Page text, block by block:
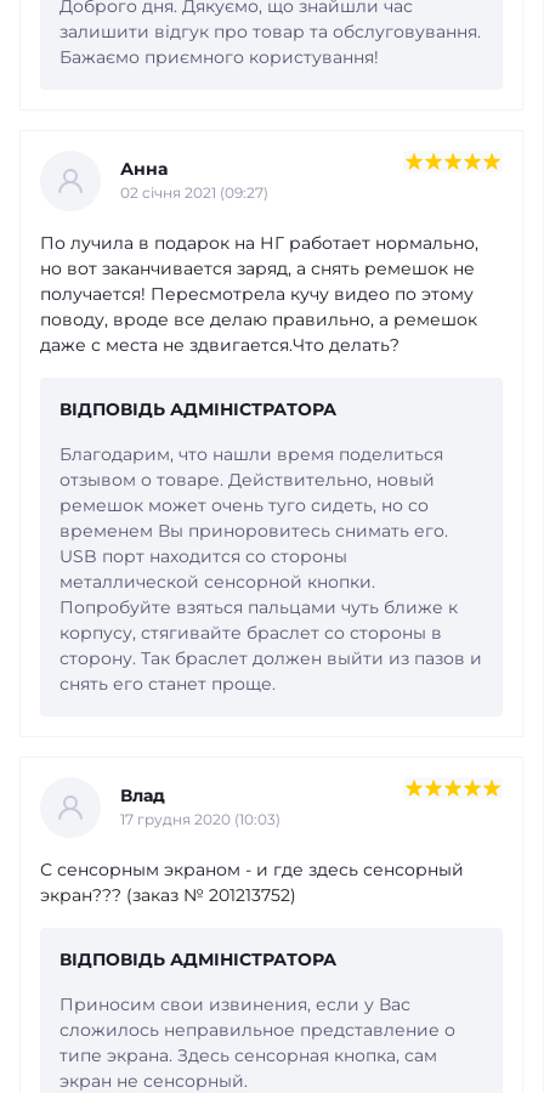
Доброго дня. Дякуємо, що знайшли час
залишити відгук про товар та обслуговування.
Бажаємо приємного користування!
Анна
02 cічня 2021 (09:27)
По лучила в подарок на НГ работает нормально,
но вот заканчивается заряд, а снять ремешок не
получается! Пересмотрела кучу видео по этому
поводу, вроде все делаю правильно, а ремешок
даже с места не здвигается.Что делать?
ВІДПОВІДЬ АДМІНІСТРАТОРА
Благодарим, что нашли время поделиться
отзывом о товаре. Действительно, новый
ремешок может очень туго сидеть, но со
временем Вы приноровитесь снимать его.
USB порт находится со стороны
металлической сенсорной кнопки.
Попробуйте взяться пальцами чуть ближе к
корпусу, стягивайте браслет со стороны в
сторону. Так браслет должен выйти из пазов и
снять его станет проще.
Влад
17 грудня 2020 (10:03)
С сенсорным экраном - и где здесь сенсорный
экран??? (заказ № 201213752)
ВІДПОВІДЬ АДМІНІСТРАТОРА
Приносим свои извинения, если у Вас
сложилось неправильное представление о
типе экрана. Здесь сенсорная кнопка, сам
экран не сенсорный.